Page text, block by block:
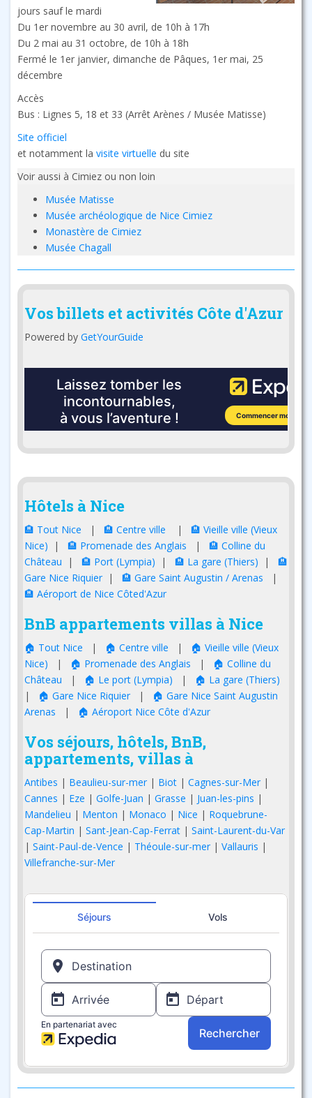
jours sauf le mardi
Du 1er novembre au 30 avril, de 10h à 17h
Du 2 mai au 31 octobre, de 10h à 18h
Fermé le 1er janvier, dimanche de Pâques, 1er mai, 25
décembre
Accès
Bus : Lignes 5, 18 et 33 (Arrêt Arènes / Musée Matisse)
Site officiel
et notamment la visite virtuelle du site
Voir aussi à Cimiez ou non loin
Musée Matisse
Musée archéologique de Nice Cimiez
Monastère de Cimiez
Musée Chagall
Vos billets et activités Côte d'Azur
Powered by GetYourGuide
Hôtels à Nice
🏨 Tout Nice | 🏨 Centre ville | 🏨 Vieille ville (Vieux
Nice) | 🏨 Promenade des Anglais | 🏨 Colline du
Château | 🏨 Port (Lympia) | 🏨 La gare (Thiers) | 🏨
Gare Nice Riquier | 🏨 Gare Saint Augustin / Arenas |
🏨 Aéroport de Nice Côted'Azur
BnB appartements villas à Nice
🏠 Tout Nice | 🏠 Centre ville |
🏠 Vieille ville (Vieux
Nice) | 🏠 Promenade des Anglais |
🏠 Colline du
Château | 🏠 Le port (Lympia) |
🏠 La gare (Thiers)
|
🏠 Gare Nice Riquier |
🏠 Gare Nice Saint Augustin
Arenas | 🏠 Aéroport Nice Côte d'Azur
Vos séjours, hôtels, BnB,
appartements, villas à
Antibes | Beaulieu-sur-mer | Biot | Cagnes-sur-Mer |
Cannes | Eze | Golfe-Juan | Grasse | Juan-les-pins |
Mandelieu | Menton | Monaco | Nice | Roquebrune-
Cap-Martin | Sant-Jean-Cap-Ferrat | Saint-Laurent-du-Var
| Saint-Paul-de-Vence | Théoule-sur-mer | Vallauris |
Villefranche-sur-Mer